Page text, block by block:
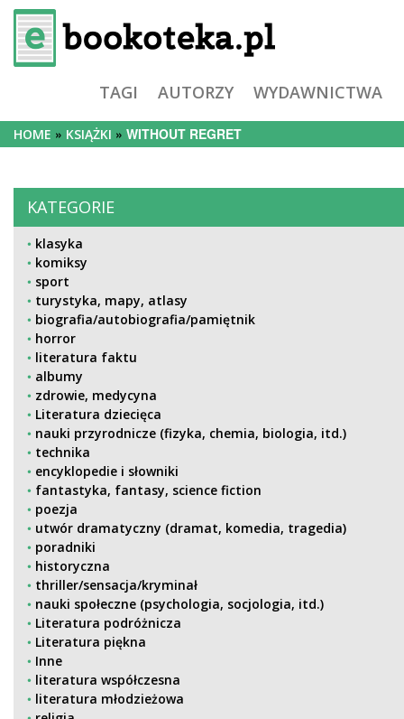
TAGI AUTORZY WYDAWNICTWA
HOME KSIĄŻKI WITHOUT REGRET
KATEGORIE
klasyka
komiksy
sport
turystyka, mapy, atlasy
biografia/autobiografia/pamiętnik
horror
literatura faktu
albumy
zdrowie, medycyna
Literatura dziecięca
nauki przyrodnicze (fizyka, chemia, biologia, itd.)
technika
encyklopedie i słowniki
fantastyka, fantasy, science fiction
poezja
utwór dramatyczny (dramat, komedia, tragedia)
poradniki
historyczna
thriller/sensacja/kryminał
nauki społeczne (psychologia, socjologia, itd.)
Literatura podróżnicza
Literatura piękna
Inne
literatura współczesna
literatura młodzieżowa